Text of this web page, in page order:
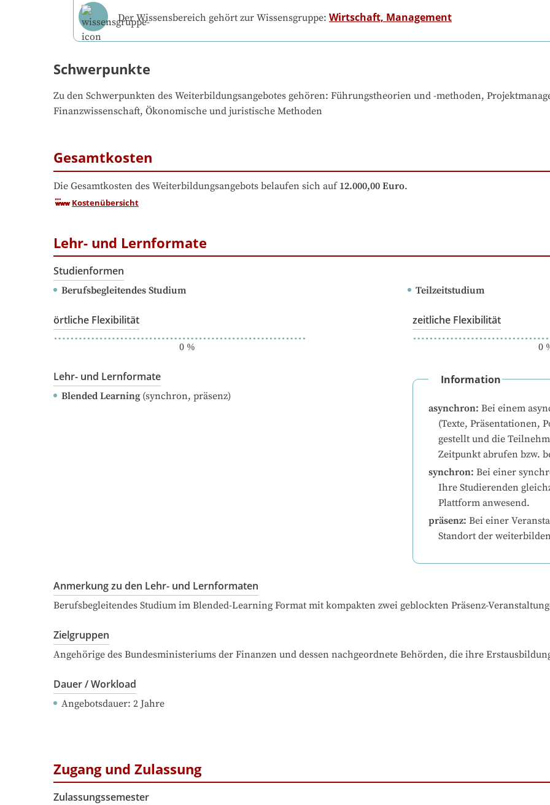
Der Wissensbereich gehört zur Wissensgruppe: Wirtschaft, Management
Schwerpunkte
Zu den Schwerpunkten des Weiterbildungsangebotes gehören: Führungstheorien und -methoden,
Finanzwissenschaft, Ökonomische und juristische Methoden
Gesamtkosten
Die Gesamtkosten des Weiterbildungsangebots belaufen sich auf 12.000,00 Euro.
Kostenübersicht
Lehr- und Lernformate
Studienformen
Berufsbegleitendes Studium Teilzeitstudium
örtliche Flexibilität
0%
zeitliche Flexibilität
0
Lehr- und Lernformate
Blended Learning(synchron, präsenz)
Information
asynchron: Bei einem
(Texte, Präsentationen,
gestellt und die
Zeitpunkt abrufen bzw.
synchron: Bei einer
Ihre Studierenden
Plattform anwesend.
präsenz: Bei einer
Standort der
Anmerkung zu den Lehr- und Lernformaten
Berufsbegleitendes Studium im Blended-Learning Format mit kompakten zwei geblockten Präsenz-
Zielgruppen
Angehörige des Bundesministeriums der Finanzen und dessen nachgeordnete Behörden, die ihre
Dauer / Workload
Angebotsdauer: 2 Jahre
Zugang und Zulassung
Zulassungssemester